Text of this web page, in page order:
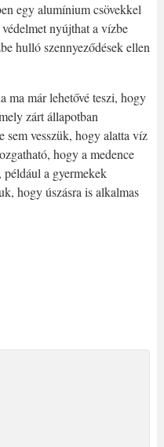
egy alumínium csövekkel
nyújthat a vízbe
hulló szennyeződések ellen
ma már lehetővé teszi, hogy
zárt állapotban
sem vesszük, hogy alatta víz
hogy a medence
például a gyermekek
hogy úszásra is alkalmas